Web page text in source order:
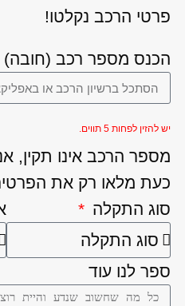
פרטי הרכב נקלטו!
הכנס מספר רכב (חובה)
יש להזין לפחות 5 תווים.
מספר הרכב אינו תקין,
כעת מלאו רק את
סוג התקלה
ספר לנו עוד